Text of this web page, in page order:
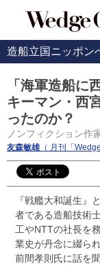
造船立国ニッポン
「海軍造船に
キーマン・西
ったのか？
ノンフィクション作
友森敏雄（ 月刊「
『戦艦大和誕生』
者である造船技術
工やNTTの社長を
業史が丹念に綴ら
前間孝則氏に話を聞